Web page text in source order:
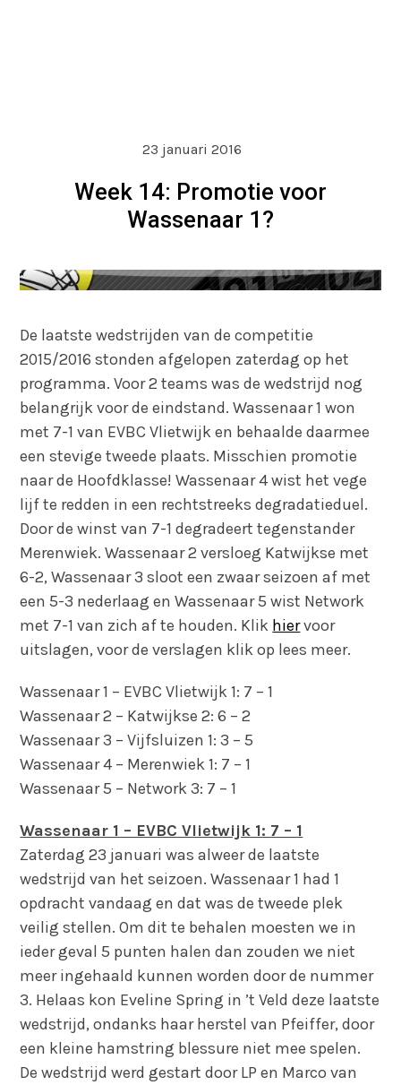
23 januari 2016
Week 14: Promotie voor
Wassenaar 1?
De laatste wedstrijden van de competitie
2015/2016 stonden afgelopen zaterdag op het
programma. Voor 2 teams was de wedstrijd nog
belangrijk voor de eindstand. Wassenaar 1 won
met 7-1 van EVBC Vlietwijk en behaalde daarmee
een stevige tweede plaats. Misschien promotie
naar de Hoofdklasse! Wassenaar 4 wist het vege
lijf te redden in een rechtstreeks degradatieduel.
Door de winst van 7-1 degradeert tegenstander
Merenwiek. Wassenaar 2 versloeg Katwijkse met
6-2, Wassenaar 3 sloot een zwaar seizoen af met
een 5-3 nederlaag en Wassenaar 5 wist Network
met 7-1 van zich af te houden. Klik hiervoor
uitslagen, voor de verslagen klik op lees meer.
Wassenaar 1 – EVBC Vlietwijk 1: 7 – 1
Wassenaar 2 – Katwijkse 2: 6 – 2
Wassenaar 3 – Vijfsluizen 1: 3 – 5
Wassenaar 4 – Merenwiek 1: 7 – 1
Wassenaar 5 – Network 3: 7 – 1
Wassenaar 1 – EVBC Vlietwijk 1: 7 – 1
Zaterdag 23 januari was alweer de laatste
wedstrijd van het seizoen. Wassenaar 1 had 1
opdracht vandaag en dat was de tweede plek
veilig stellen. Om dit te behalen moesten we in
ieder geval 5 punten halen dan zouden we niet
meer ingehaald kunnen worden door de nummer
3. Helaas kon Eveline Spring in ’t Veld deze laatste
wedstrijd, ondanks haar herstel van Pfeiffer, door
een kleine hamstring blessure niet mee spelen.
De wedstrijd werd gestart door LP en Marco van